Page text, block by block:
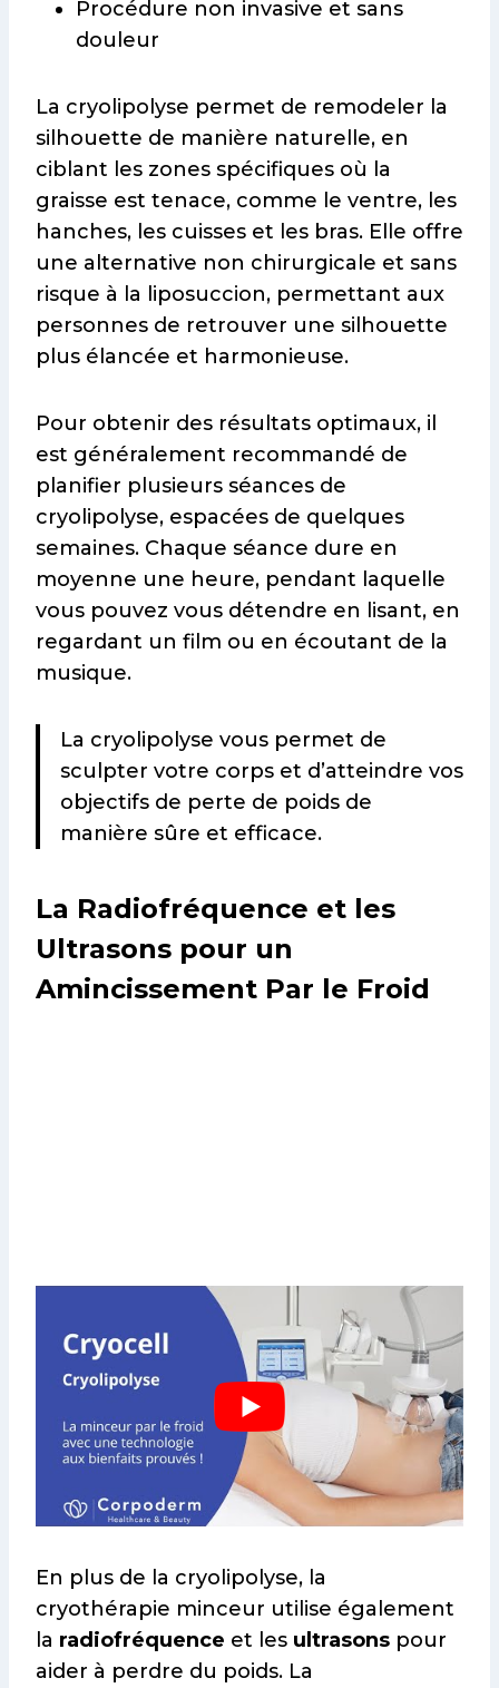
Procédure non invasive et sans
douleur
La cryolipolyse permet de remodeler la
silhouette de manière naturelle, en
ciblant les zones spécifiques où la
graisse est tenace, comme le ventre, les
hanches, les cuisses et les bras. Elle offre
une alternative non chirurgicale et sans
risque à la liposuccion, permettant aux
personnes de retrouver une silhouette
plus élancée et harmonieuse.
Pour obtenir des résultats optimaux, il
est généralement recommandé de
planifier plusieurs séances de
cryolipolyse, espacées de quelques
semaines. Chaque séance dure en
moyenne une heure, pendant laquelle
vous pouvez vous détendre en lisant, en
regardant un film ou en écoutant de la
musique.
La cryolipolyse vous permet de
sculpter votre corps et d’atteindre vos
objectifs de perte de poids de
manière sûre et efficace.
La Radiofréquence et les
Ultrasons pour un
Amincissement Par le Froid
En plus de la cryolipolyse, la
cryothérapie minceur utilise également
la radiofréquence et les ultrasons pour
aider à perdre du poids. La